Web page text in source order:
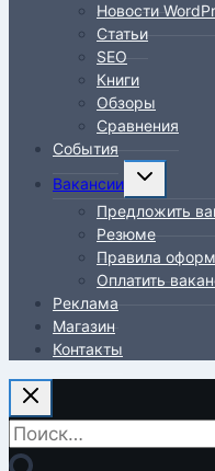
Новости
Статьи
SEO
Книги
Обзоры
Сравнения
События
Вакансии
дочернее
меню
Предложить
Резюме
Правила
Оплатить
Реклама
Магазин
Контакты
Найти: